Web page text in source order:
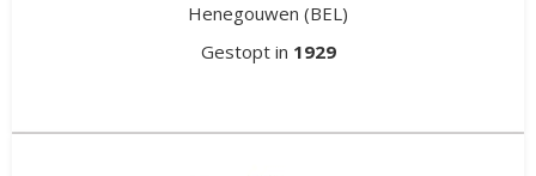
Henegouwen (BEL)
Gestopt in 1929